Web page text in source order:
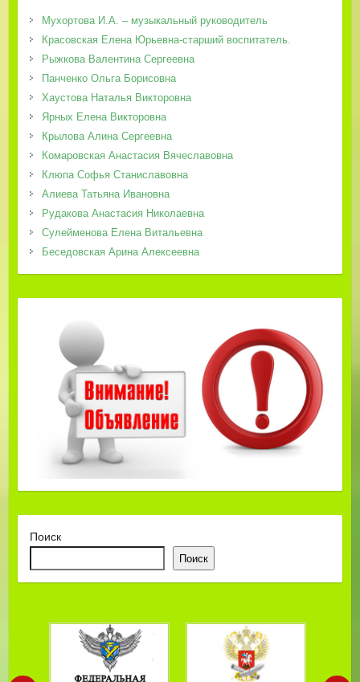
Мухортова И.А. – музыкальный руководитель
Красовская Елена Юрьевна-старший воспитатель.
Рыжкова Валентина Сергеевна
Панченко Ольга Борисовна
Хаустова Наталья Викторовна
Ярных Елена Викторовна
Крылова Алина Сергеевна
Комаровская Анастасия Вячеславовна
Клюпа Софья Станиславовна
Алиева Татьяна Ивановна
Рудакова Анастасия Николаевна
Сулейменова Елена Витальевна
Беседовская Арина Алексеевна
Поиск
Поиск